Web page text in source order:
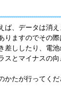
、データは消え
りますのでその
差ししたり、電
スとマイナスの
たが行ってくだ